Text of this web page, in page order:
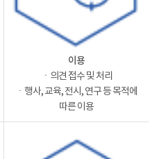
이용
ㆍ의견 접수 및 처리
ㆍ행사, 교육, 전시, 연구 등 목적에
따른 이용